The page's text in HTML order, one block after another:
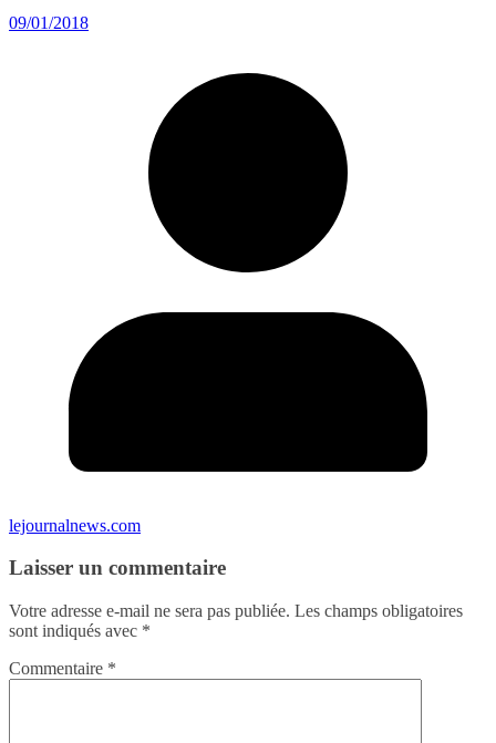
09/01/2018
lejournalnews.com
Laisser un commentaire
Votre adresse e-mail ne sera pas publiée. Les champs obligatoires
sont indiqués avec *
Commentaire *